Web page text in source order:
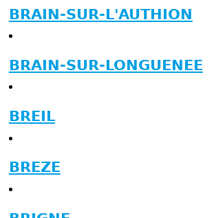
BRAIN-SUR-L'AUTHION
BRAIN-SUR-LONGUENEE
BREIL
BREZE